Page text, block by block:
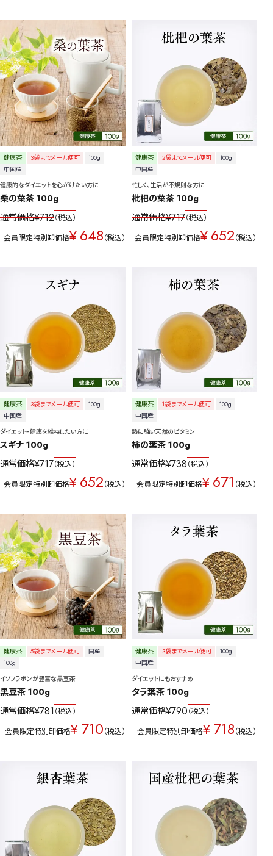
茶葉を選択
健康茶 ハーブティー 緑茶
中国茶
紅茶
容量を選択
50g 100g 500g 1000g
検索
健康茶 3袋までメール便可
100g
中国産
健康的なダイエットを心がけたい方に
桑の葉茶 100g
通常価格¥712 税込
会員限定特別卸価格¥ 648 税込
健康茶 2袋までメール便可
100g
中国産
忙しく、生活が不規則な方に
枇杷の葉茶 100g
通常価格¥717 税込
会員限定特別卸価格¥652 税込
健康茶 3袋までメール便可
100g
中国産
ダイエット・健康を維持したい方に
スギナ 100g
通常価格¥717 税込
会員限定特別卸価格¥ 652 税込
健康茶 1袋までメール便可
100g
中国産
熱に強い天然のビタミン
柿の葉茶 100g
通常価格¥738 税込
会員限定特別卸価格¥671 税込
健康茶 5袋までメール便可
国産
100g
イソフラボンが豊富な黒豆茶
黒豆茶 100g
通常価格¥781 税込
会員限定特別卸価格¥ 710 税込
健康茶 3袋までメール便可
100g
中国産
ダイエットにもおすすめ
タラ葉茶 100g
通常価格¥790 税込
会員限定特別卸価格¥718 税込